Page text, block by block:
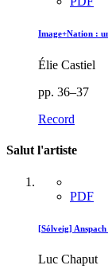
Image+Nation :
Élie Castiel
pp. 36–37
Record
Salut l'artiste
PDF
[Sólveig]
Luc Chaput